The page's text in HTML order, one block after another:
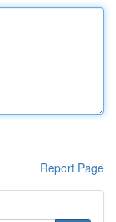
Report Page